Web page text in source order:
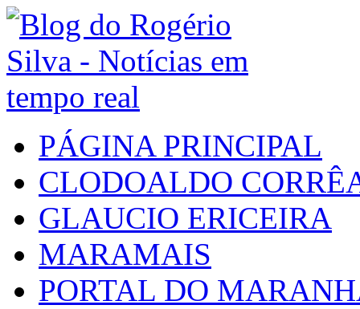
PÁGINA PRINCIPAL
CLODOALDO
GLAUCIO ERICEIRA
MARAMAIS
PORTAL DO